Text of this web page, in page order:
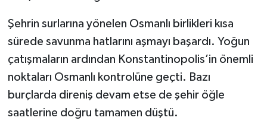
Şehrin surlarına yönelen Osmanlı birlikleri kısa
sürede savunma hatlarını aşmayı başardı. Yoğun
çatışmaların ardından Konstantinopolis’in önemli
noktaları Osmanlı kontrolüne geçti. Bazı
burçlarda direniş devam etse de şehir öğle
saatlerine doğru tamamen düştü.